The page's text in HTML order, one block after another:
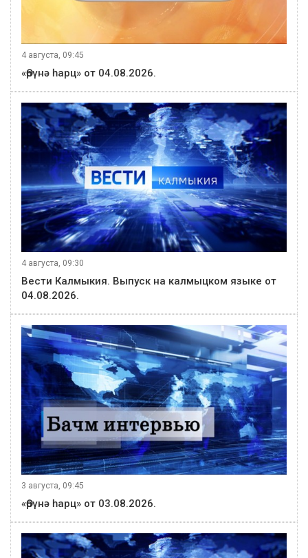
4 августа, 09:45
«Өрүнә һарц» от 04.08.2026.
4 августа, 09:30
Вести Калмыкия. Выпуск на калмыцком языке от
04.08.2026.
3 августа, 09:45
«Өрүнә һарц» от 03.08.2026.